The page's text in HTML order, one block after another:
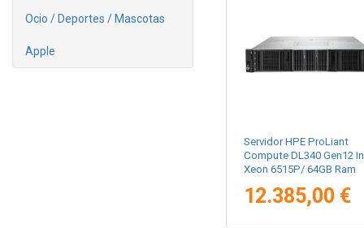
Ocio / Deportes / Mascotas
Apple
Servidor HPE ProLiant
Compute DL340 Gen12
Xeon 6515P/ 64GB Ram
12.385,00 €